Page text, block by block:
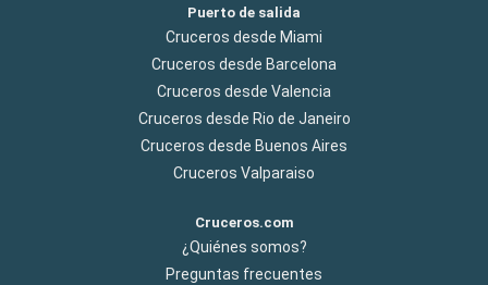
Puerto de salida
Cruceros desde Miami
Cruceros desde Barcelona
Cruceros desde Valencia
Cruceros desde Rio de Janeiro
Cruceros desde Buenos Aires
Cruceros Valparaiso
Cruceros.com
¿Quiénes somos?
Preguntas frecuentes